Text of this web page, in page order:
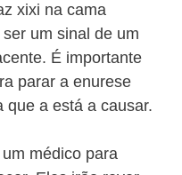
xixi na cama
um sinal de um
É importante
parar a enurese
que a está a causar.
médico para